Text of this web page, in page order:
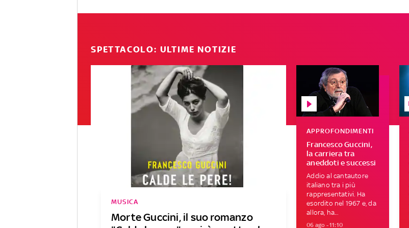
SPETTACOLO: ULTIME NOTIZIE
Morte Guccini, il suo romanzo
MUSICA
Francesco Guccini,
la carriera tra
aneddoti e successi
APPROFONDIMENTI
Addio al cantautore
italiano tra i più
rappresentativi. Ha
esordito nel 1967 e, da
allora, ha...
06 ago - 11:10